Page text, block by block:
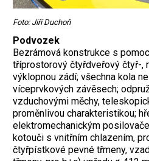
Foto: Jiří Duchoň
Podvozek
Bezrámová konstrukce s
tříprostorový čtyřdveřový čtyř-,
výklopnou zádí; všechna kola
víceprvkových závěsech;
vzduchovými měchy,
proměnlivou charakteristikou;
elektromechanickým
kotouči s vnitřním chlazením,
čtyřpístkové pevné třmeny,